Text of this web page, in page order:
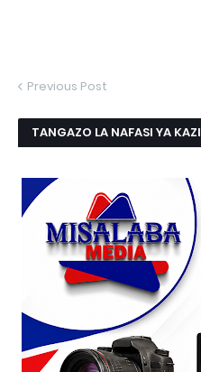
Previous Post
TANGAZO LA NAFASI YA KAZI